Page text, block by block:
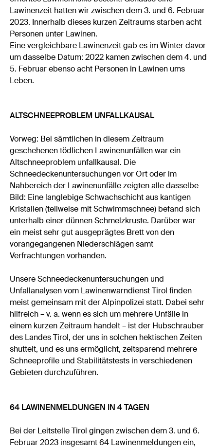
Lawinenzeit hatten wir zwischen dem 3. und 6. Februar
2023. Innerhalb dieses kurzen Zeitraums starben acht
Personen unter Lawinen.
Eine vergleichbare Lawinenzeit gab es im Winter davor
um dasselbe Datum: 2022 kamen zwischen dem 4. und
5. Februar ebenso acht Personen in Lawinen ums
Leben.
ALTSCHNEEPROBLEM UNFALLKAUSAL
Vorweg: Bei sämtlichen in diesem Zeitraum
geschehenen tödlichen Lawinenunfällen war ein
Altschneeproblem unfallkausal. Die
Schneedeckenuntersuchungen vor Ort oder im
Nahbereich der Lawinenunfälle zeigten alle dasselbe
Bild: Eine langlebige Schwachschicht aus kantigen
Kristallen (teilweise mit Schwimmschnee) befand sich
unterhalb einer dünnen Schmelzkruste. Darüber war
ein meist sehr gut ausgeprägtes Brett von den
vorangegangenen Niederschlägen samt
Verfrachtungen vorhanden.
Unsere Schneedeckenuntersuchungen und
Unfallanalysen vom Lawinenwarndienst Tirol finden
meist gemeinsam mit der Alpinpolizei statt. Dabei sehr
hilfreich – v. a. wenn es sich um mehrere Unfälle in
einem kurzen Zeitraum handelt – ist der Hubschrauber
des Landes Tirol, der uns in solchen hektischen Zeiten
shuttelt, und es uns ermöglicht, zeitsparend mehrere
Schneeprofile und Stabilitätstests in verschiedenen
Gebieten durchzuführen.
64 LAWINENMELDUNGEN IN 4 TAGEN
Bei der Leitstelle Tirol gingen zwischen dem 3. und 6.
Februar 2023 insgesamt 64 Lawinenmeldungen ein,